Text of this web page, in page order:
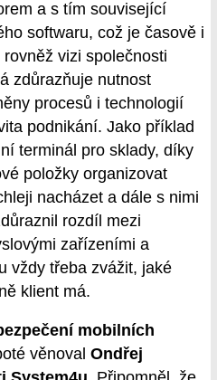
a s tím související
softwaru, což je časově i
vizi společnosti
zdůrazňuje nutnost
procesů i technologií
podnikání. Jako příklad
terminál pro sklady, díky
položky organizovat
nacházet a dále s nimi
rozdíl mezi
zařízeními a
vždy třeba zvážit, jaké
klient má.
mobilních
věnoval Ondřej